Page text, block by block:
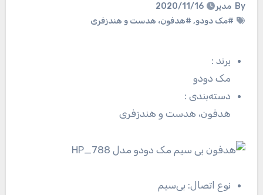
By مدیر
2020/11/16
#مک دودو, #هدفون، هدست و هندزفری
برند :
مک دودو
دسته‌بندی :
هدفون، هدست و هندزفری
نوع اتصال: بی‌سیم